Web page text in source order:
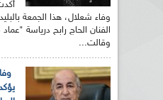
وفاء شعلال، هذا الجمعة
الفنان الحاج رابح درياسة
وقالت...